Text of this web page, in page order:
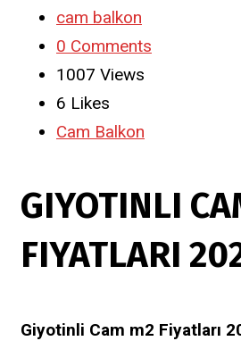
cam balkon
0 Comments
1007 Views
6 Likes
Cam Balkon
GIYOTINLI
FIYATLARI
Giyotinli Cam m2 Fiyatları